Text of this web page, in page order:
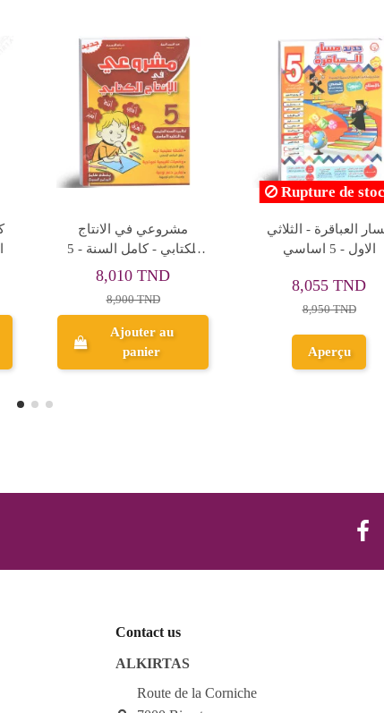
الهرم في الرياضيات - كامل
السنة - 5 اساسي
8,010 TND
8,900 TND
Ajouter au
panier
كتابي في الرياضيات - كامل
السنة - 5 اساسي
Ajouter au
panier
Contact us
ALKIRTAS
Route de la Corniche